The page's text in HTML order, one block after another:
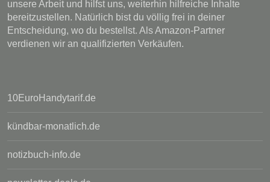
unsere Arbeit und hilfst uns, weiterhin hilfreiche Inhalte
bereitzustellen. Natürlich bist du völlig frei in deiner
Entscheidung, wo du bestellst. Als Amazon-Partner
verdienen wir an qualifizierten Verkäufen.
10EuroHandytarif.de
kündbar-monatlich.de
notizbuch-info.de